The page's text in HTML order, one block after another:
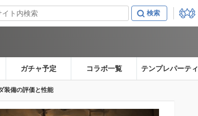
ガチャ予定 コラボ一覧 テンプレパーティ
装備の評価と性能